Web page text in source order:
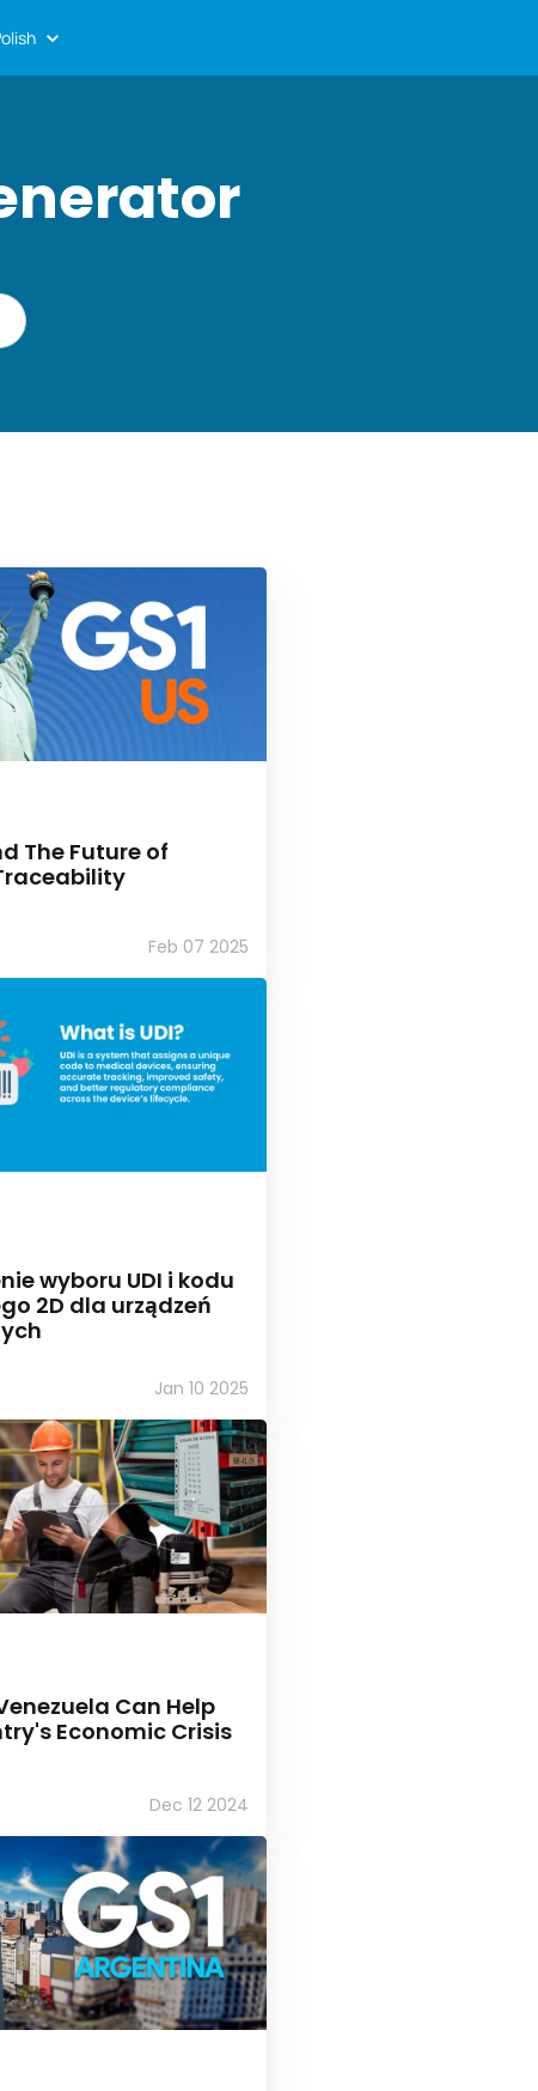
The Future of
Feb 07 2025
wyboru UDI i kodu
2D dla urządzeń
Jan 10 2025
Can Help
Economic Crisis
Dec 12 2024